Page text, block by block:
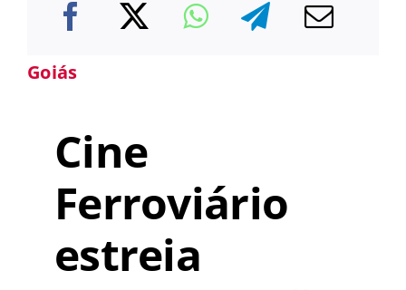
Goiás
Cine
Ferroviário
estreia